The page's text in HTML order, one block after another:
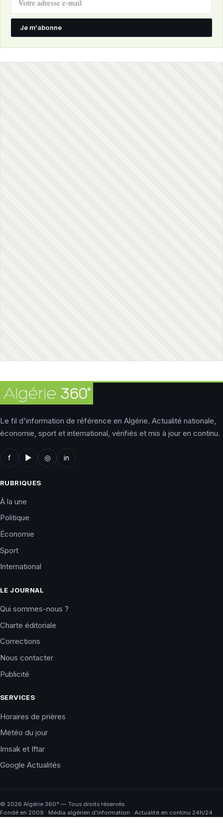
Je m'abonne
Le fil d'information de référence en Algérie. Actualité nationale,
économie, sport et international, vérifiés et mis à jour en continu.
f ▶ ◎ in
RUBRIQUES
À la une
Politique
Économie
Sport
International
LE JOURNAL
Qui sommes-nous ?
Charte éditoriale
Corrections
Nous contacter
Publicité
SERVICES
Horaires de prières
Météo du jour
Imsak et Iftar
Google Actualités
© 2026 Algérie 360° — Tous droits réservés.
Fondé en 2009 · Média algérien d'information · Actualité en continu 24h/24